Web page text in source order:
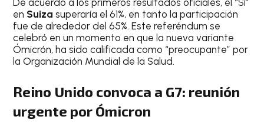
en Suizasuperaría el 61%, en tanto la participación
fue de alrededor del 65%. Este referéndum se
celebró en un momento en que la nueva variante
Ómicrón, ha sido calificada como “preocupante” por
la Organización Mundial de la Salud.
Reino Unido convoca a G7: reunión
urgente por Ómicron